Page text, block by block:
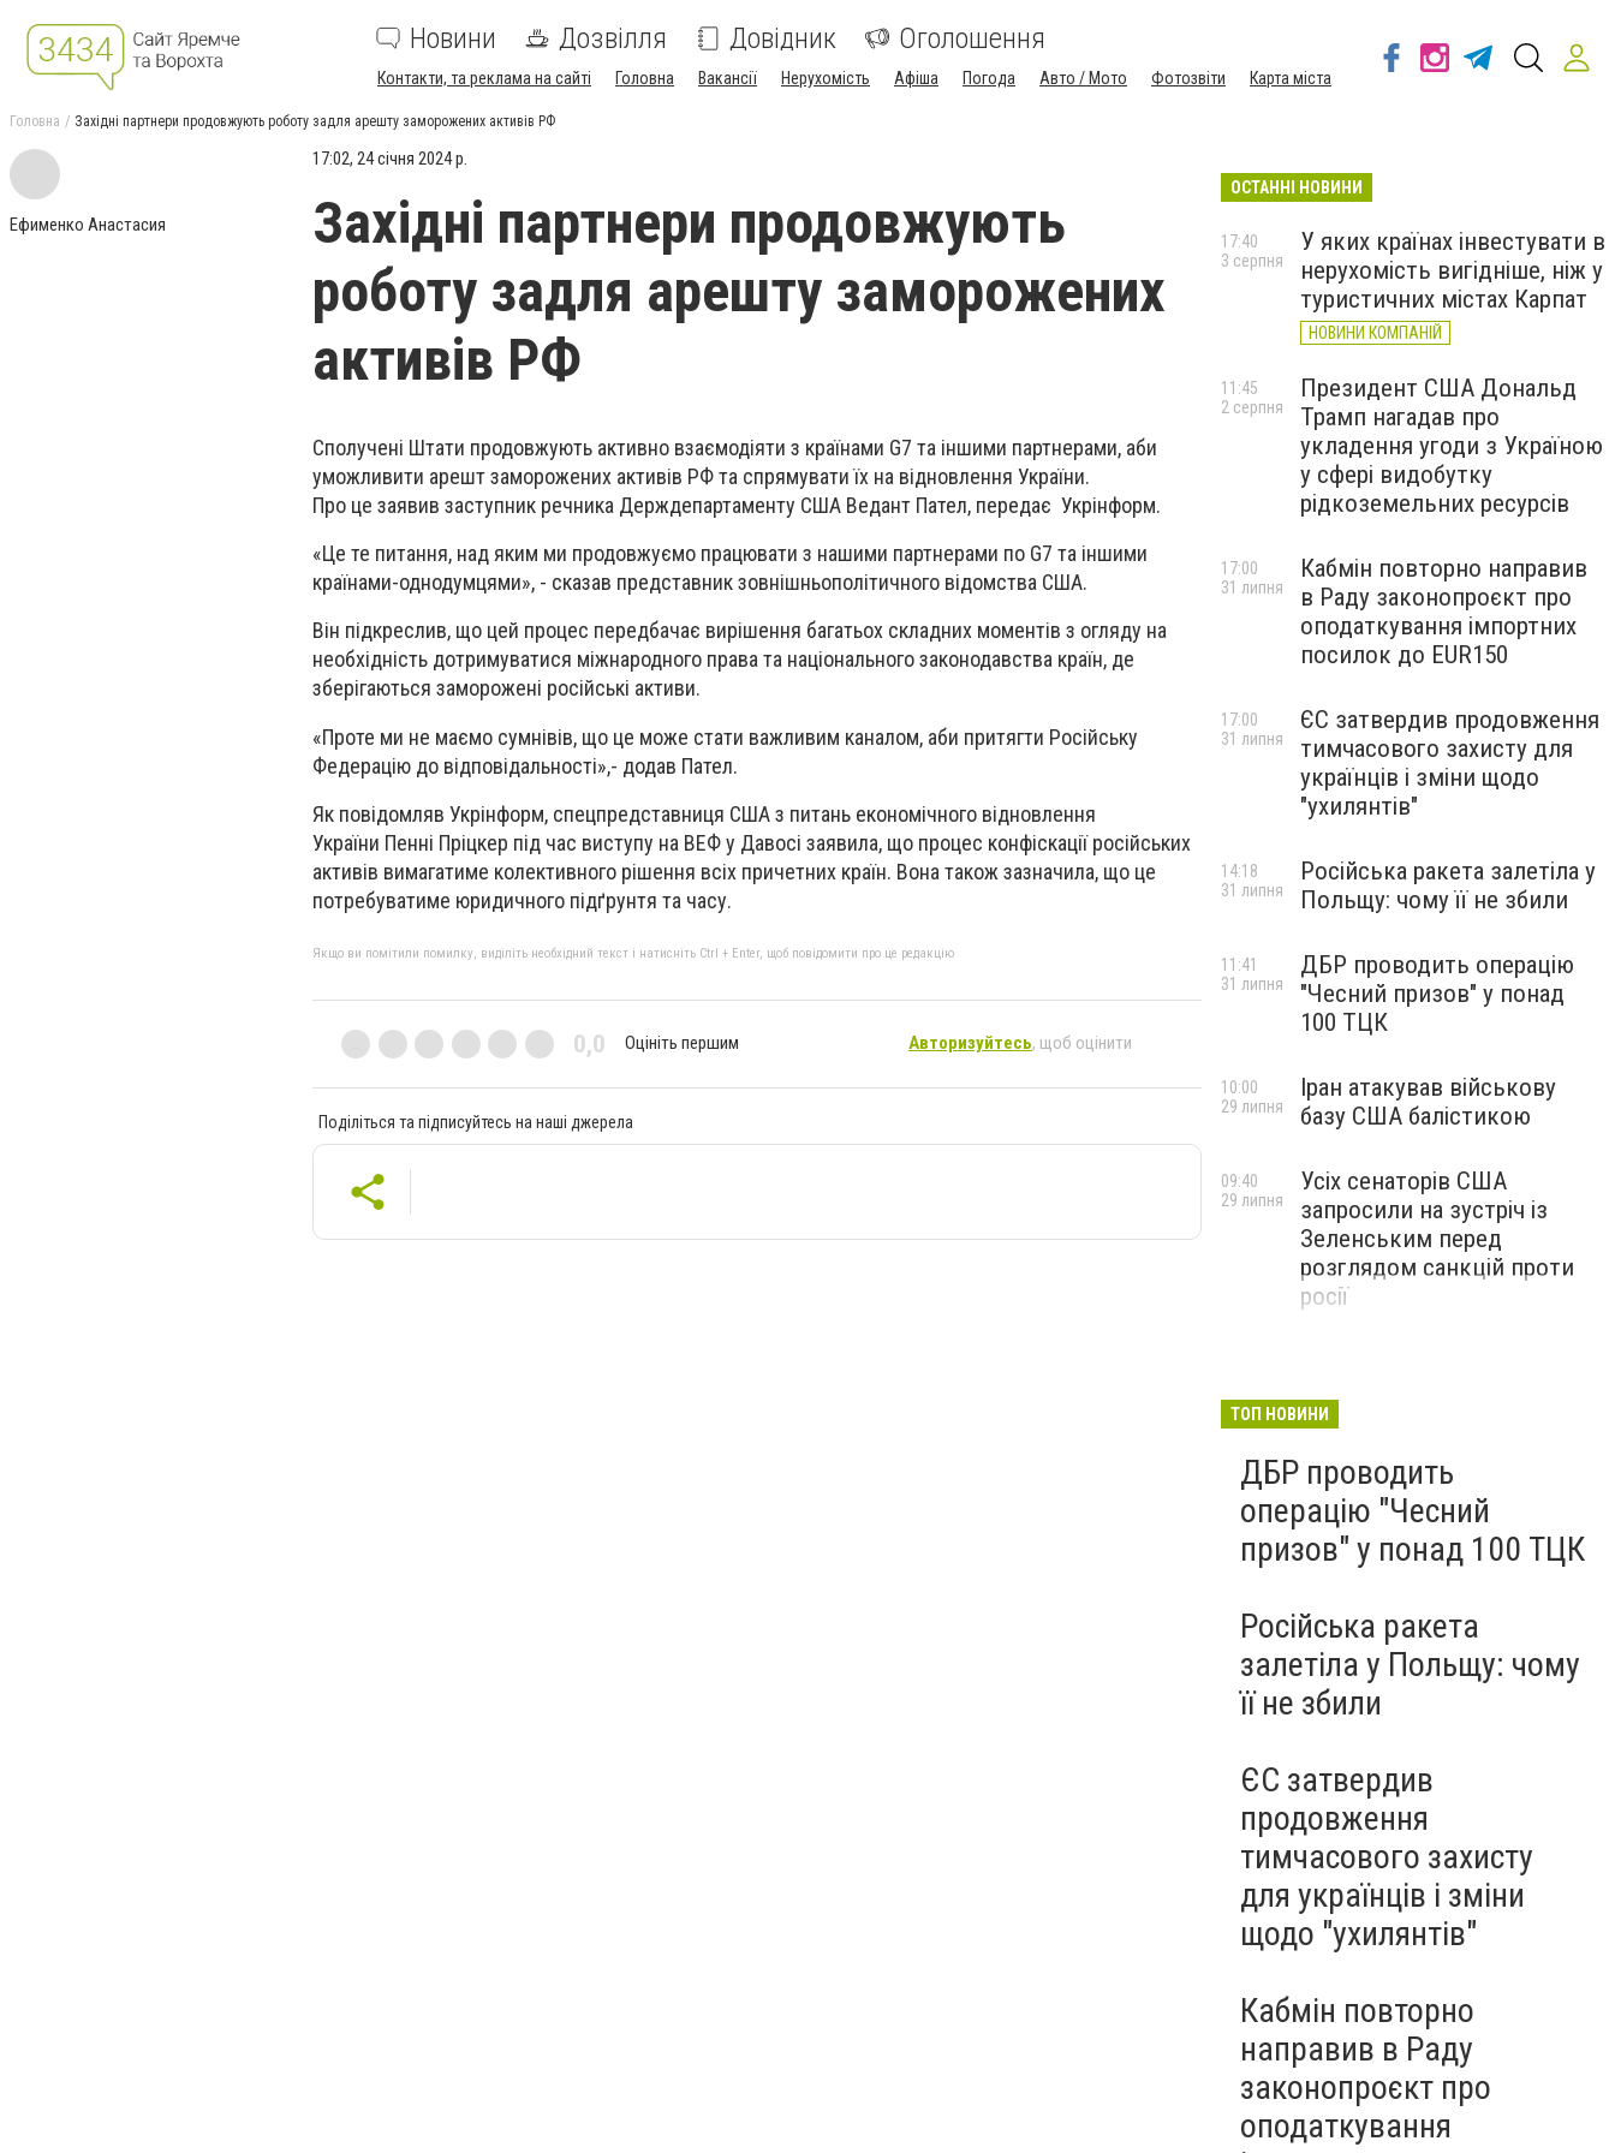
Новини Дозвілля Довідник Оголошення
Контакти, та реклама на сайті Головна Вакансії Нерухомість Афіша Погода Авто / Мото Фотозвіти Карта міста
Головна Західні партнери продовжують роботу задля арешту заморожених активів РФ
Ефименко Анастасия
17:02, 24 січня 2024 р.
Західні партнери продовжують
роботу задля арешту заморожених
активів РФ
Сполучені Штати продовжують активно взаємодіяти з країнами G7 та іншими партнерами, аби
уможливити арешт заморожених активів РФ та спрямувати їх на відновлення України.
Про це заявив заступник речника Держдепартаменту США Ведант Пател, передає Укрінформ.
«Це те питання, над яким ми продовжуємо працювати з нашими партнерами по G7 та іншими
країнами-однодумцями», - сказав представник зовнішньополітичного відомства США.
Він підкреслив, що цей процес передбачає вирішення багатьох складних моментів з огляду на
необхідність дотримуватися міжнародного права та національного законодавства країн, де
зберігаються заморожені російські активи.
«Проте ми не маємо сумнівів, що це може стати важливим каналом, аби притягти Російську
Федерацію до відповідальності»,- додав Пател.
Як повідомляв Укрінформ, спецпредставниця США з питань економічного відновлення
України Пенні Пріцкер під час виступу на ВЕФ у Давосі заявила, що процес конфіскації російських
активів вимагатиме колективного рішення всіх причетних країн. Вона також зазначила, що це
потребуватиме юридичного підґрунтя та часу.
Якщо ви помітили помилку, виділіть необхідний текст і натисніть Ctrl + Enter, щоб повідомити про це редакцію
0,0 Оцініть першим Авторизуйтесь, щоб оцінити
Поділіться та підписуйтесь на наші джерела
ОСТАННІ НОВИНИ
У яких країнах інвестувати в
нерухомість вигідніше, ніж у
туристичних містах Карпат
НОВИНИ КОМПАНІЙ
17:40
3 серпня
Президент США Дональд
Трамп нагадав про
укладення угоди з Україною
у сфері видобутку
рідкоземельних ресурсів
11:45
2 серпня
Кабмін повторно направив
в Раду законопроєкт про
оподаткування імпортних
посилок до EUR150
17:00
31 липня
ЄС затвердив продовження
тимчасового захисту для
українців і зміни щодо
"ухилянтів"
17:00
31 липня
Російська ракета залетіла у
Польщу: чому її не збили
14:18
31 липня
ДБР проводить операцію
"Чесний призов" у понад
100 ТЦК
11:41
31 липня
Іран атакував військову
базу США балістикою
10:00
29 липня
Усіх сенаторів США
запросили на зустріч із
Зеленським перед
розглядом санкцій проти
росії
09:40
29 липня
ТОП НОВИНИ
ДБР проводить
операцію "Чесний
призов" у понад 100 ТЦК
Російська ракета
залетіла у Польщу: чому
її не збили
ЄС затвердив
продовження
тимчасового захисту
для українців і зміни
щодо "ухилянтів"
Кабмін повторно
направив в Раду
законопроєкт про
оподаткування